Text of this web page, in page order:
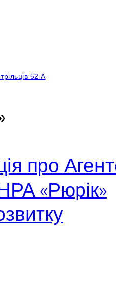
52-А
про
«Рюрік»